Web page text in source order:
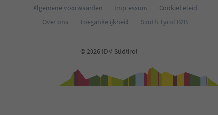
Algemene voorwaarden Impressum
Cookiebeleid
Over ons
Toegankelijkheid South Tyrol B2B
© 2026 IDM Südtirol